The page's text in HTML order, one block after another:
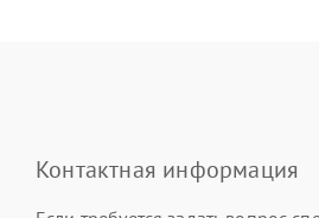
Контактная информация